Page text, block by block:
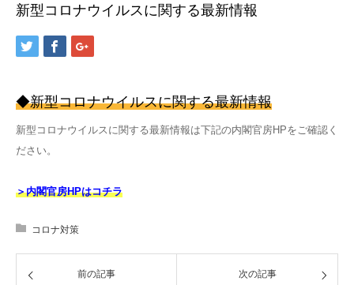
新型コロナウイルスに関する最新情報
◆新型コロナウイルスに関する最新情報
新型コロナウイルスに関する最新情報は下記の内閣官房HPをご確認く
ださい。
＞内閣官房HPはコチラ
コロナ対策
前の記事 次の記事